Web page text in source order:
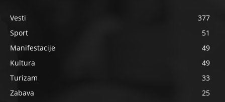
Vesti
377
Sport
51
Manifestacije
49
Kultura
49
Turizam
33
Zabava
25